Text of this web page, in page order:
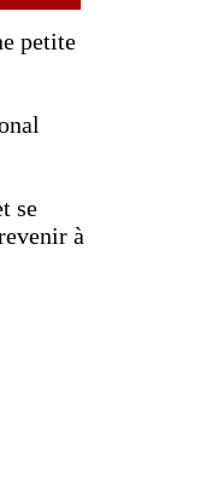
petite
se
à